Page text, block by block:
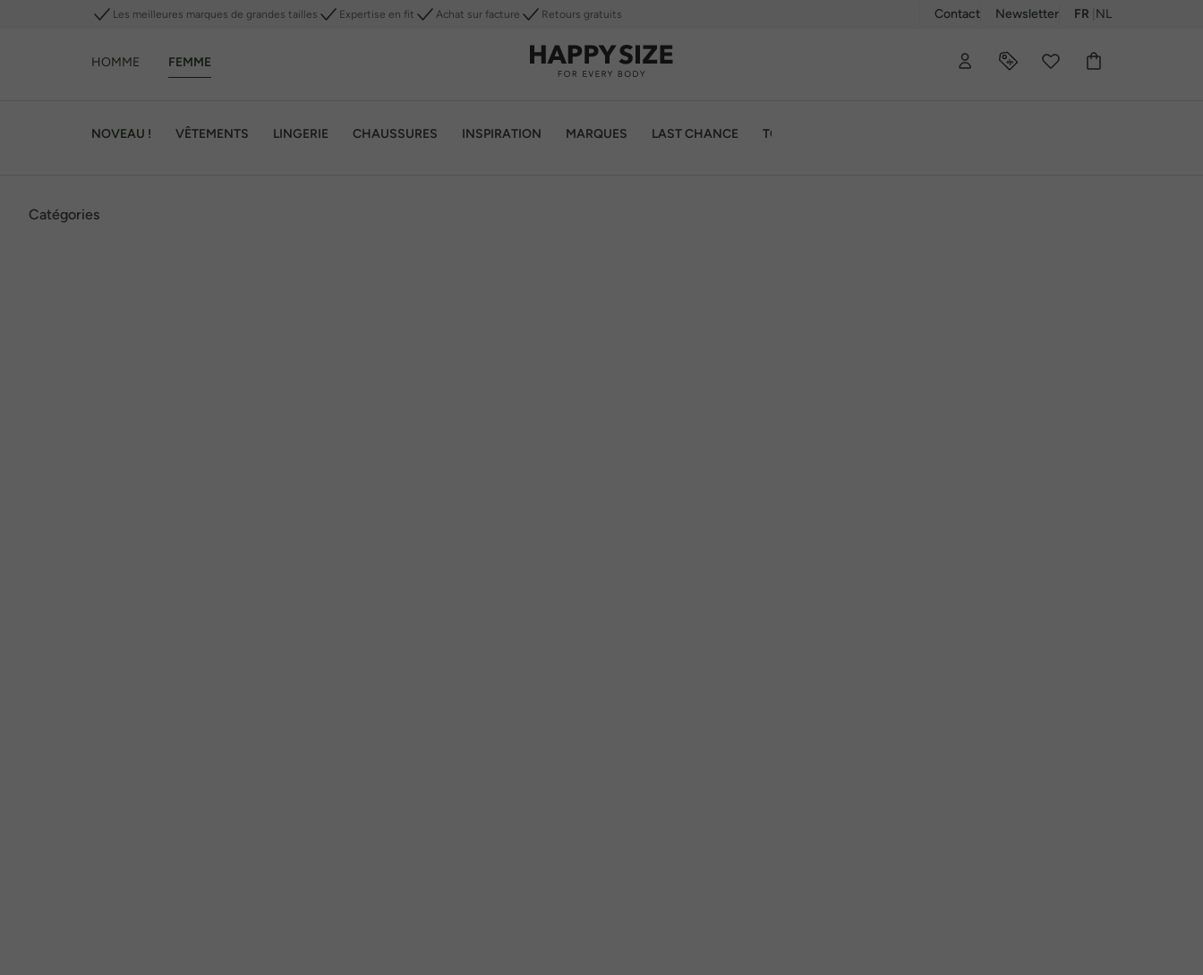
Les meilleures marques de grandes tailles Expertise en fit Achat sur facture Retours gratuits Contact Newsletter FR NL
HOMME FEMME
NOVEAU ! VÊTEMENTS LINGERIE CHAUSSURES INSPIRATION MARQUES LAST CHANCE TOP 100
Catégories